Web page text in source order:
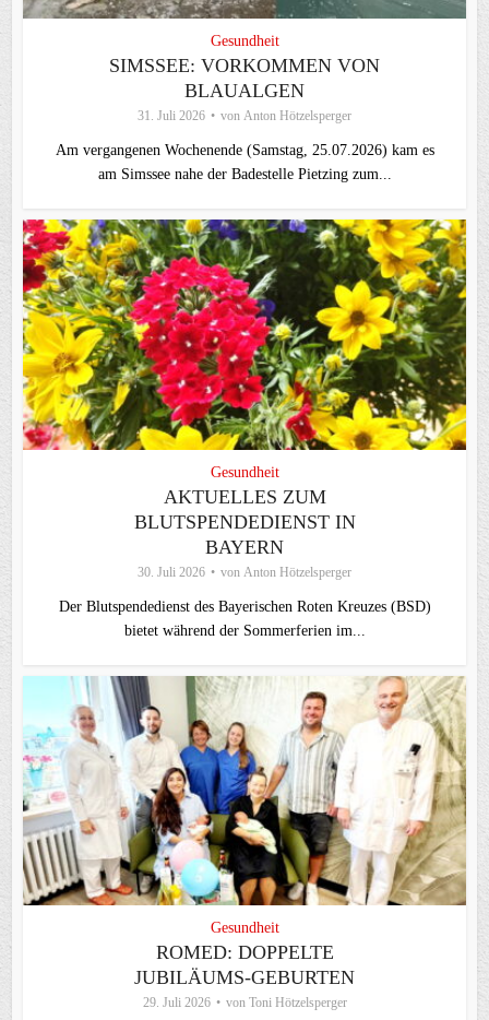
Gesundheit
SIMSSEE: VORKOMMEN VON
BLAUALGEN
31. Juli 2026 von Anton Hötzelsperger
Am vergangenen Wochenende (Samstag, 25.07.2026) kam es
am Simssee nahe der Badestelle Pietzing zum...
Gesundheit
AKTUELLES ZUM
BLUTSPENDEDIENST IN
BAYERN
30. Juli 2026 von Anton Hötzelsperger
Der Blutspendedienst des Bayerischen Roten Kreuzes (BSD)
bietet während der Sommerferien im...
Gesundheit
ROMED: DOPPELTE
JUBILÄUMS-GEBURTEN
29. Juli 2026 von Toni Hötzelsperger